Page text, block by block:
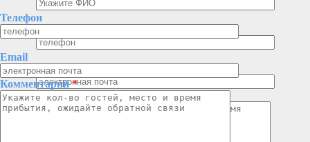
Телефон
Email
Комментарий *
Телефон
Email
Комментарий *